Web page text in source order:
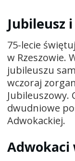
Jubileusz
75-lecie
w Rzeszowie.
jubileuszu
wczoraj
Jubileuszowy.
dwudniowe
Adwokackiej.
Adwokaci